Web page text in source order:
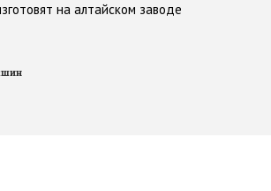
на алтайском заводе